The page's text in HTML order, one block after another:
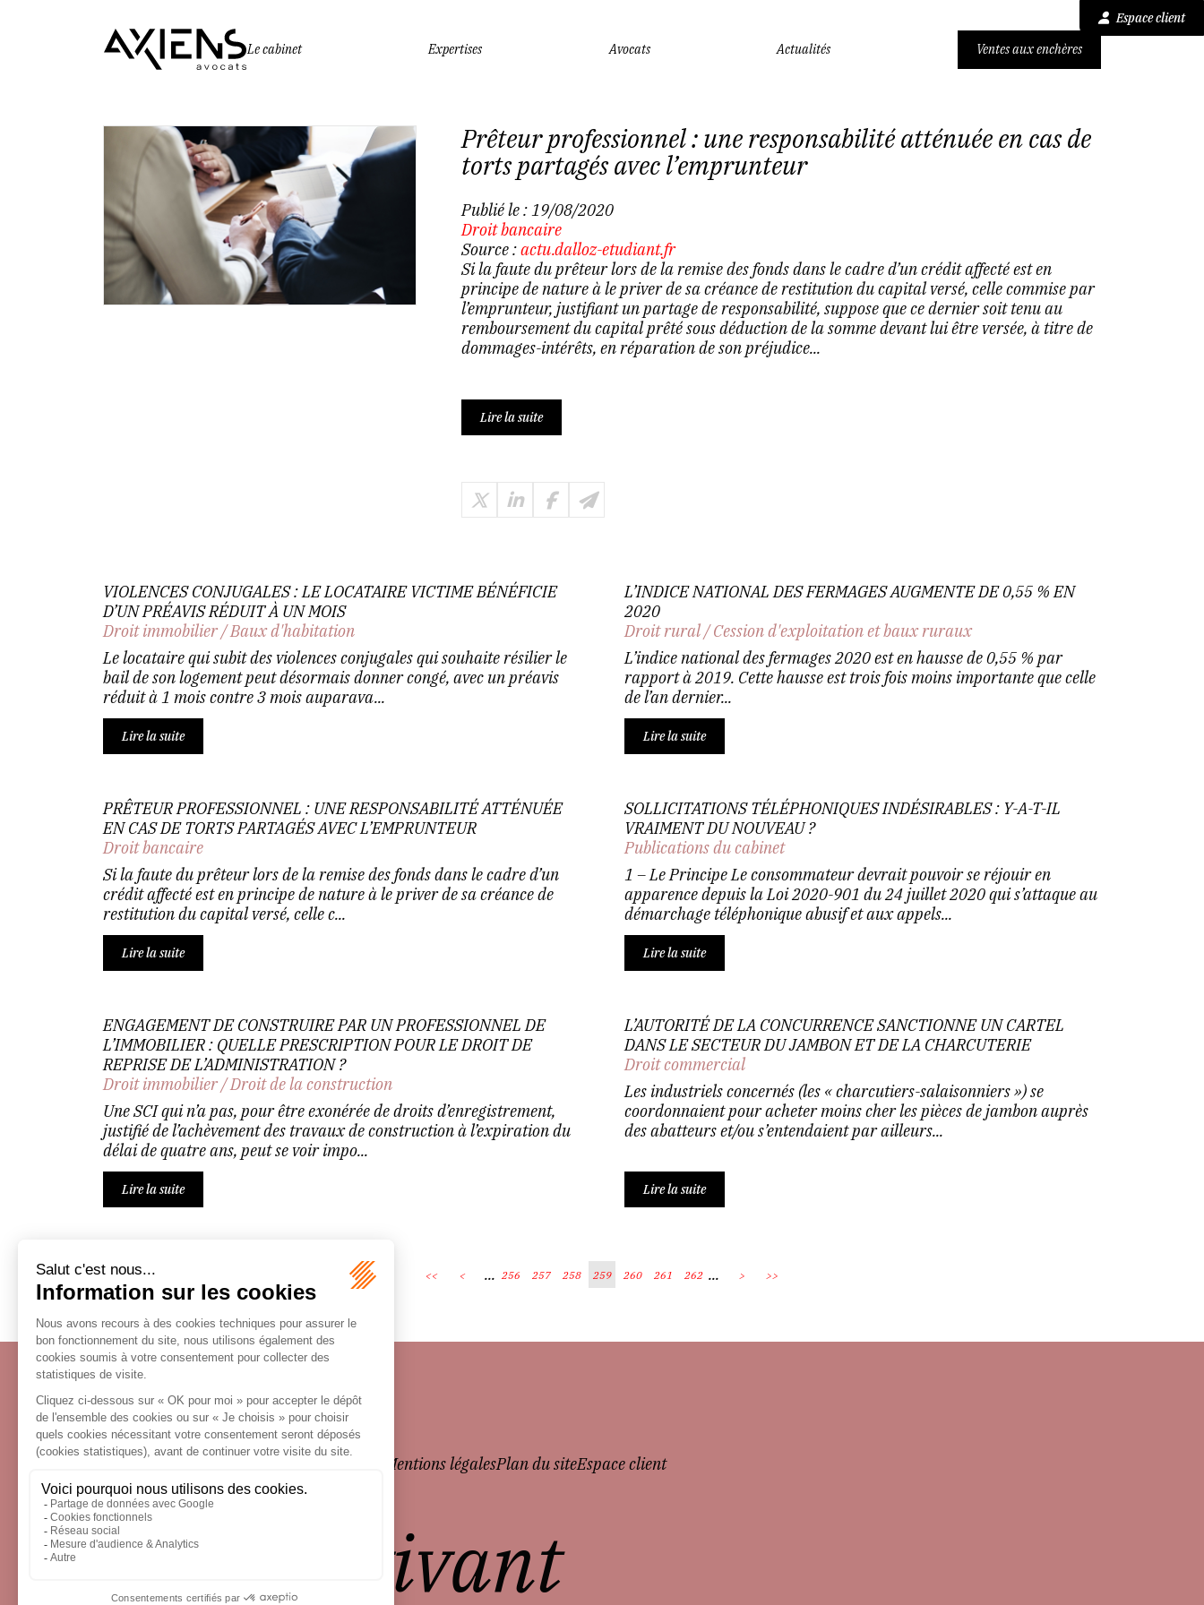
Espace client
Le cabinet
Expertises Avocats Actualités Ventes aux enchères
Prêteur professionnel : une responsabilité atténuée en cas de
torts partagés avec l’emprunteur
Publié le :19/08/2020
Droit bancaire
Source :actu.dalloz-etudiant.fr
Si la faute du prêteur lors de la remise des fonds dans le cadre d’un crédit affecté est en
principe de nature à le priver de sa créance de restitution du capital versé, celle commise par
l’emprunteur, justifiant un partage de responsabilité, suppose que ce dernier soit tenu au
remboursement du capital prêté sous déduction de la somme devant lui être versée, à titre de
dommages-intérêts, en réparation de son préjudice...
Lire la suite
VIOLENCES CONJUGALES : LE LOCATAIRE VICTIME BÉNÉFICIE
D’UN PRÉAVIS RÉDUIT À UN MOIS
Droit immobilier/Baux d'habitation
Le locataire qui subit des violences conjugales qui souhaite résilier le
bail de son logement peut désormais donner congé, avec un préavis
réduit à 1 mois contre 3 mois auparava...
Lire la suite
L’INDICE NATIONAL DES FERMAGES AUGMENTE DE 0,55 % EN
2020
Droit rural/Cession d'exploitation et baux ruraux
L’indice national des fermages 2020 est en hausse de 0,55 % par
rapport à 2019. Cette hausse est trois fois moins importante que celle
de l’an dernier...
Lire la suite
PRÊTEUR PROFESSIONNEL : UNE RESPONSABILITÉ ATTÉNUÉE
EN CAS DE TORTS PARTAGÉS AVEC L’EMPRUNTEUR
Droit bancaire
Si la faute du prêteur lors de la remise des fonds dans le cadre d’un
crédit affecté est en principe de nature à le priver de sa créance de
restitution du capital versé, celle c...
Lire la suite
SOLLICITATIONS TÉLÉPHONIQUES INDÉSIRABLES : Y-A-T-IL
VRAIMENT DU NOUVEAU ?
Publications du cabinet
1 – Le Principe Le consommateur devrait pouvoir se réjouir en
apparence depuis la Loi 2020-901 du 24 juillet 2020 qui s’attaque au
démarchage téléphonique abusif et aux appels...
Lire la suite
ENGAGEMENT DE CONSTRUIRE PAR UN PROFESSIONNEL DE
L’IMMOBILIER : QUELLE PRESCRIPTION POUR LE DROIT DE
REPRISE DE L’ADMINISTRATION ?
Droit immobilier/Droit de la construction
Une SCI qui n’a pas, pour être exonérée de droits d’enregistrement,
justifié de l’achèvement des travaux de construction à l’expiration du
délai de quatre ans, peut se voir impo...
Lire la suite
L’AUTORITÉ DE LA CONCURRENCE SANCTIONNE UN CARTEL
DANS LE SECTEUR DU JAMBON ET DE LA CHARCUTERIE
Droit commercial
Les industriels concernés (les « charcutiers-salaisonniers ») se
coordonnaient pour acheter moins cher les pièces de jambon auprès
des abatteurs et/ou s’entendaient par ailleurs...
Lire la suite
<< < ... 256 257 258 259 260 261 262 ... > >>
Écosystème Mentions légalesPlan du siteEspace client
le droit vivant